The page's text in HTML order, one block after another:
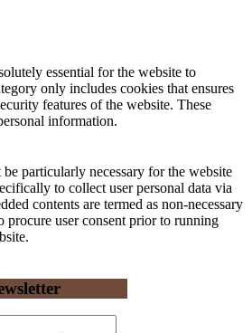
essential for the website to
only includes cookies that ensures
features of the website. These
information.
particularly necessary for the website
to collect user personal data via
contents are termed as non-necessary
procure user consent prior to running